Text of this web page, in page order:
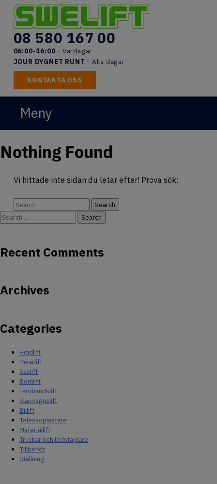
content
08 580 167 00
06:00-16:00 - Vardagar
JOUR DYGNET RUNT - Alla dagar
KONTAKTA OSS
Meny
LIFTAR
UTBILDNINGAR
DOKUMENT
OM OSS
Nothing Found
Vi hittade inte sidan du letar efter! Prova sök:
Search
for:
Search
for:
Recent Comments
Archives
Categories
Höjdlift
Pelarlift
Saxlift
Bomlift
Larvbandslift
Släpvagnslift
Billift
Teleskoplastare
Materiallift
Truckar och ledstaplare
Tillbehör
Ställning